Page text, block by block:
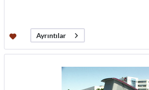
Ayrıntılar